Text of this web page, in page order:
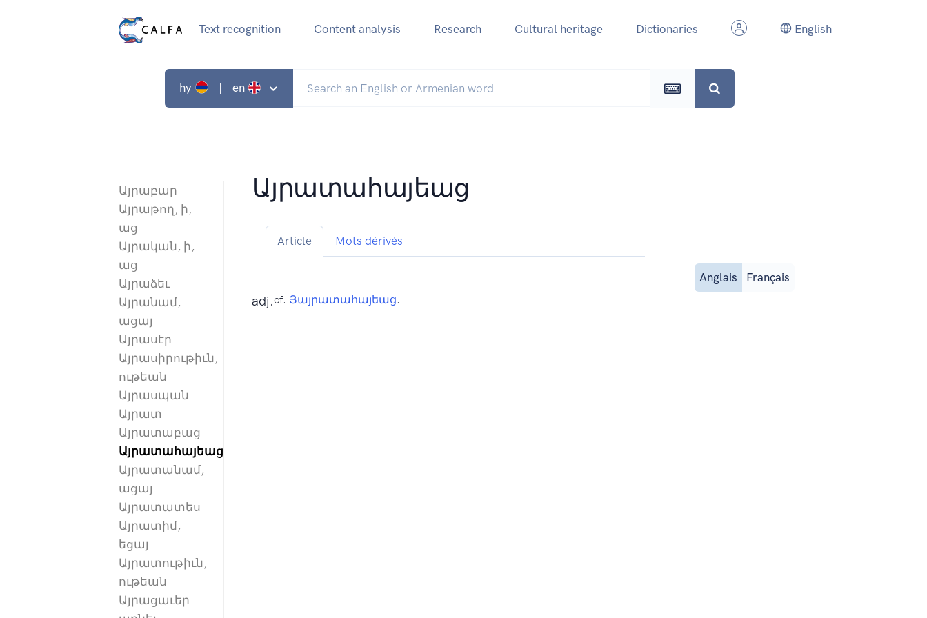
Text recognition Content analysis Research Cultural heritage Dictionaries English
hy | en
Այրաբար
Այրաթող, ի,
աց
Այրական, ի,
աց
Այրաձեւ
Այրանամ,
ացայ
Այրասէր
Այրասիրութիւն,
ութեան
Այրասպան
Այրատ
Այրատաբաց
Այրատահայեաց
Այրատանամ,
ացայ
Այրատատես
Այրատիմ,
եցայ
Այրատութիւն,
ութեան
Այրացաւեր
Այրատահայեաց
Article Mots dérivés
Anglais Français
adj.cf. Յայրատահայեաց.